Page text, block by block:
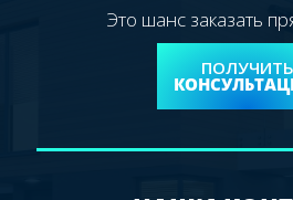
ПОЛУЧИТЬ
Это шанс заказать